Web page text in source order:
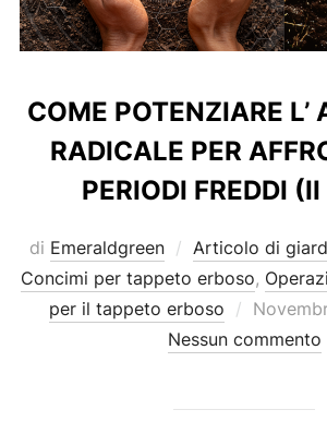
COME POTENZIARE L’
RADICALE PER
PERIODI FREDDI
di Emeraldgreen Articolo di
Concimi per tappeto erboso,
per il tappeto erboso
il
Nessun commento